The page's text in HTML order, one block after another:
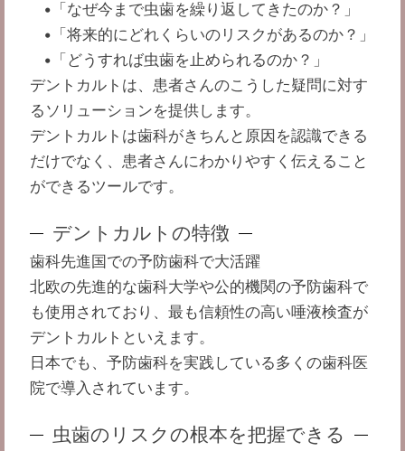
•「なぜ今まで虫歯を繰り返してきたのか？」
•「将来的にどれくらいのリスクがあるのか？」
•「どうすれば虫歯を止められるのか？」
デントカルトは、患者さんのこうした疑問に対す
るソリューションを提供します。
デントカルトは歯科がきちんと原因を認識できる
だけでなく、患者さんにわかりやすく伝えること
ができるツールです。
デントカルトの特徴
歯科先進国での予防歯科で大活躍
北欧の先進的な歯科大学や公的機関の予防歯科で
も使用されており、最も信頼性の高い唾液検査が
デントカルトといえます。
日本でも、予防歯科を実践している多くの歯科医
院で導入されています。
虫歯のリスクの根本を把握できる